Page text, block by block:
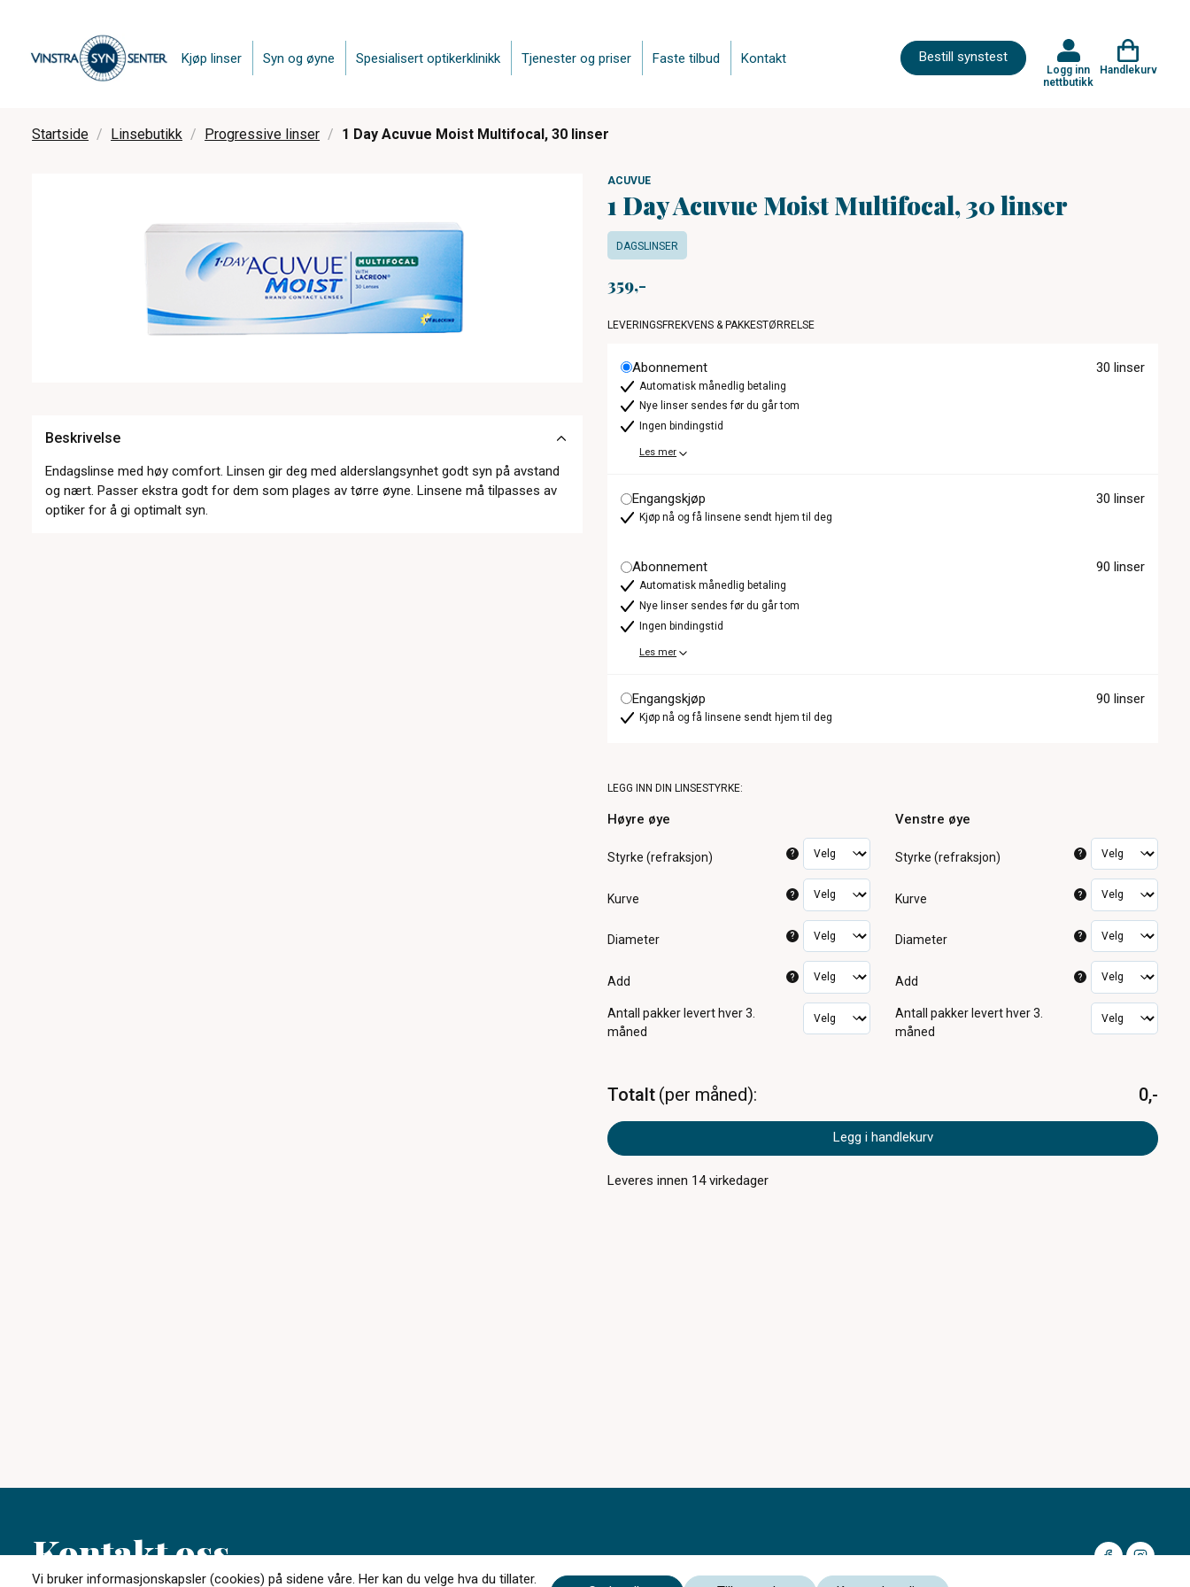
Bestill synstest
Kjøp linser Syn og øyne Spesialisert optikerklinikk Tjenester og priser Faste tilbud Kontakt
Logg inn
nettbutikk
Handlekurv
Startside Linsebutikk Progressive linser 1 Day Acuvue Moist Multifocal, 30 linser
Beskrivelse
Endagslinse med høy comfort. Linsen gir deg med alderslangsynhet godt syn på avstand
og nært. Passer ekstra godt for dem som plages av tørre øyne. Linsene må tilpasses av
optiker for å gi optimalt syn.
ACUVUE
1 Day Acuvue Moist Multifocal, 30 linser
DAGSLINSER
359
LEVERINGSFREKVENS & PAKKESTØRRELSE
Abonnement 30 linser
Automatisk månedlig betaling
Nye linser sendes før du går tom
Ingen bindingstid
Les mer
Engangskjøp 30 linser
Kjøp nå og få linsene sendt hjem til deg
Abonnement 90 linser
Automatisk månedlig betaling
Nye linser sendes før du går tom
Ingen bindingstid
Les mer
Engangskjøp 90 linser
Kjøp nå og få linsene sendt hjem til deg
LEGG INN DIN LINSESTYRKE:
Høyre øye
Styrke (refraksjon) ?
Kurve ?
Diameter ?
Add ?
Antall pakker levert hver 3.
måned
Venstre øye
Styrke (refraksjon) ?
Kurve ?
Diameter ?
Add ?
Antall pakker levert hver 3.
måned
Totalt per måned 0,-
Legg i handlekurv
Leveres innen 14virkedager
Kontakt oss
Vi bruker informasjonskapsler (cookies) på sidene våre. Her kan du velge hva du tillater.